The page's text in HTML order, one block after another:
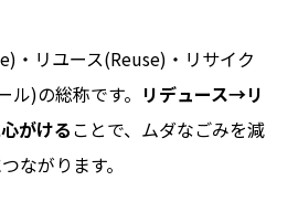
・リユース(Reuse)・リサイク
)の総称です。 リデュース→リ
がけることで、ムダなごみを減
ながります。